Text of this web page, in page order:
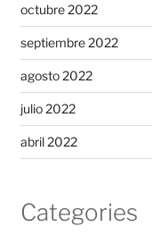
octubre 2022
septiembre 2022
agosto 2022
julio 2022
abril 2022
Categories